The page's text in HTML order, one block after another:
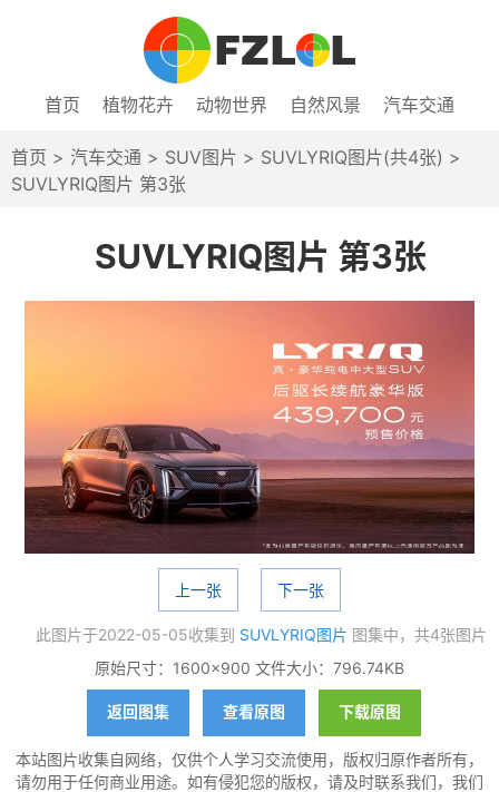
首页 植物花卉 动物世界 自然风景 汽车交通
首页 > 汽车交通 > SUV图片 > SUVLYRIQ图片(共4张) >
SUVLYRIQ图片 第3张
SUVLYRIQ图片 第3张
上一张 下一张
此图片于2022-05-05收集到 SUVLYRIQ图片 图集中，共4张图片
原始尺寸：1600×900 文件大小：796.74KB
返回图集 查看原图 下载原图
本站图片收集自网络，仅供个人学习交流使用，版权归原作者所有，
请勿用于任何商业用途。如有侵犯您的版权，请及时联系我们，我们